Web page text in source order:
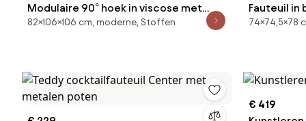
Modulaire 90° hoek in viscose met
structuur en linnen, GIULIANO
82×106×106 cm, moderne, Stoffen
Fauteuil in
74×74,5×78
€ 419